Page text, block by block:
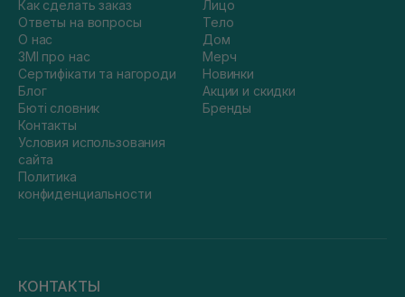
Как сделать заказ
Ответы на вопросы
О нас
ЗМІ про нас
Сертифікати та нагороди
Блог
Бюті словник
Контакты
Условия использования
сайта
Политика
конфиденциальности
Лицо
Тело
Дом
Мерч
Новинки
Акции и скидки
Бренды
КОНТАКТЫ